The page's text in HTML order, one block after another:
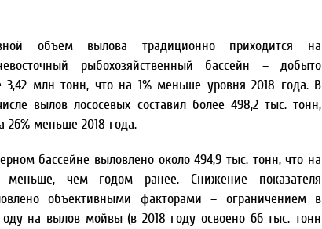
объем вылова традиционно приходится на
рыбохозяйственный бассейн – добыто
3,42 млн тонн, что на 1% меньше уровня 2018 года. В
вылов лососевых составил более 498,2 тыс. тонн,
26% меньше 2018 года.
бассейне выловлено около 494,9 тыс. тонн, что на
меньше, чем годом ранее. Снижение показателя
объективными факторами – ограничением в
на вылов мойвы (в 2018 году освоено 66 тыс. тонн